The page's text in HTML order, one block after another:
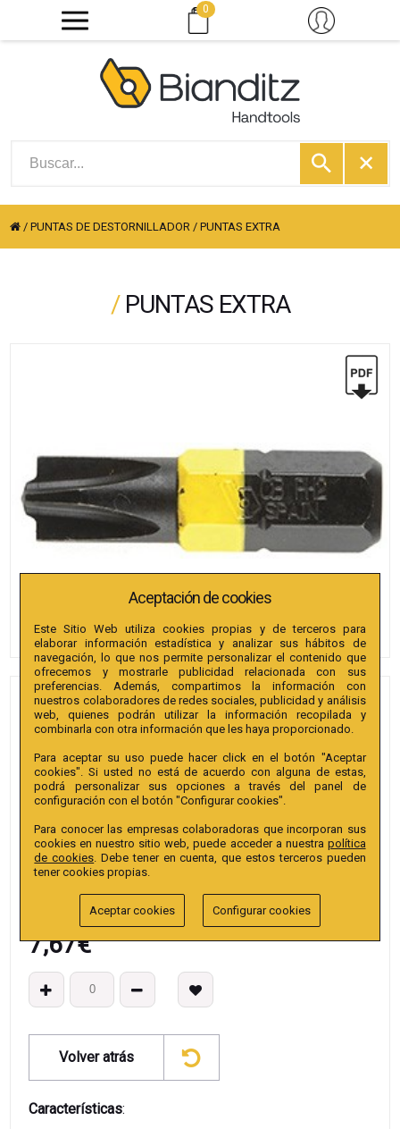
0
/PUNTAS DE DESTORNILLADOR /PUNTAS EXTRA
/ PUNTAS EXTRA
PUNTAS COMBI BIANDITZ PH
2 - RECTA 25+50MM 1/4" 2U.
Referencia:236134
Colección:Surtido MC Combi PH2+Recta 25 y 50 mm.
EAN13:
7,67€
Volver atrás
Características:
Aceptación de cookies
Este Sitio Web utiliza cookies propias y de terceros para
elaborar información estadística y analizar sus hábitos de
navegación, lo que nos permite personalizar el contenido que
ofrecemos y mostrarle publicidad relacionada con sus
preferencias. Además, compartimos la información con
nuestros colaboradores de redes sociales, publicidad y análisis
web, quienes podrán utilizar la información recopilada y
combinarla con otra información que les haya proporcionado.
Para aceptar su uso puede hacer click en el botón "Aceptar
cookies". Si usted no está de acuerdo con alguna de estas,
podrá personalizar sus opciones a través del panel de
configuración con el botón "Configurar cookies".
Para conocer las empresas colaboradoras que incorporan sus
cookies en nuestro sitio web, puede acceder a nuestra política
de cookies . Debe tener en cuenta, que estos terceros pueden
tener cookies propias.
Aceptar cookies Configurar cookies